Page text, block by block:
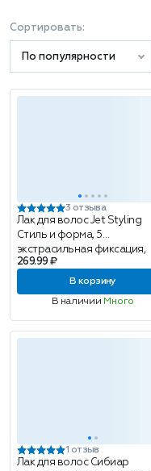
Сортировать:
По популярности
3 отзыва
Лак для волос Jet Styling
Стиль и форма, 5
экстрасильная фиксация,
300мл
269.99 ₽
В корзину
В наличии Много
1 отзыв
Лак для волос Сибиар